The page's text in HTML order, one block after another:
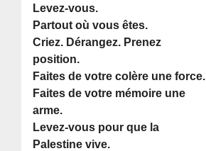
Levez-vous.
Partout où vous êtes.
Criez. Dérangez. Prenez
position.
Faites de votre colère une force.
Faites de votre mémoire une
arme.
Levez-vous pour que la
Palestine vive.